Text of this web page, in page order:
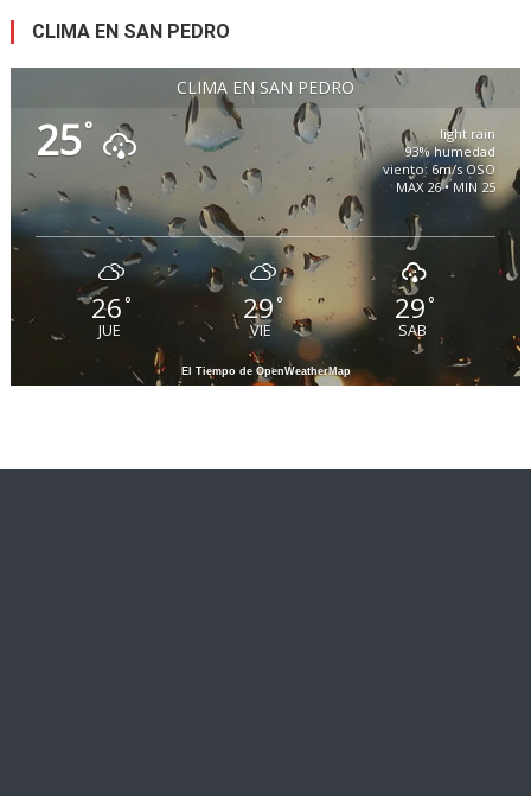
CLIMA EN SAN PEDRO
CLIMA EN SAN PEDRO
25°
light rain
93% humedad
viento: 6m/s OSO
MAX 26 • MIN 25
26°
JUE
29 °
VIE
29°
SAB
El Tiempo de OpenWeatherMap